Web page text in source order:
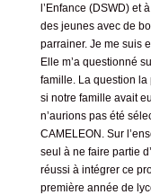
l’Enfance (DSWD) et
des jeunes avec de
parrainer. Je me suis
Elle m’a questionné
famille. La question
si notre famille avait
n’aurions pas été
CAMELEON. Sur
seul à ne faire partie
réussi à intégrer ce
première année de